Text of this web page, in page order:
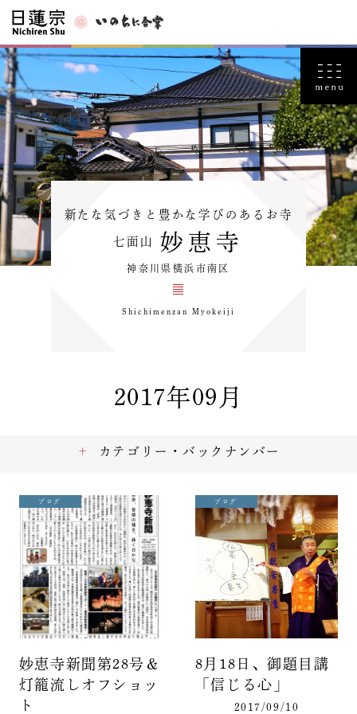
新たな気づきと豊かな学びのあるお寺
七面山 妙恵寺
神奈川県横浜市南区
Shichimenzan Myokeiji
2017年09月
ブログ
妙恵寺新聞第28号＆
灯籠流しオフショッ
ト
ブログ
8月18日、御題目講
「信じる心」
2017/09/10
カテゴリー・バックナンバー